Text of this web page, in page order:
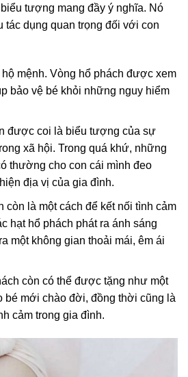
tượng mang đầy ý nghĩa. Nó
tác dụng quan trọng đối với con
hộ mệnh. Vòng hổ phách được xem
bảo vệ bé khỏi những nguy hiểm
được coi là biểu tượng của sự
xã hội. Trong quá khứ, những
thường cho con cái mình đeo
địa vị của gia đình.
còn là một cách để kết nối tình cảm
hạt hổ phách phát ra ánh sáng
một không gian thoải mái, êm ái
còn có thể được tặng như một
bé mới chào đời, đồng thời cũng là
cảm trong gia đình.